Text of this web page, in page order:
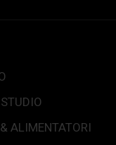
ALIMENTATORI